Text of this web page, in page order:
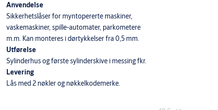
Anvendelse
Sikkerhetslåser for myntopererte maskiner,
vaskemaskiner, spille-automater, parkometere
m.m. Kan monteres i dørtykkelser fra 0,5 mm.
Utførelse
Sylinderhus og første sylinderskive i messing fkr.
Levering
Lås med 2 nøkler og nøkkelkodemerke.